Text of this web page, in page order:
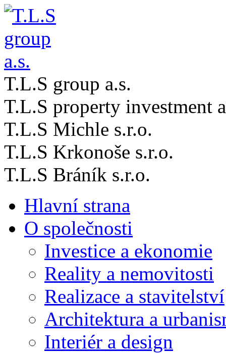
T.L.S group a.s.
T.L.S property investment
T.L.S Michle s.r.o.
T.L.S Krkonoše s.r.o.
T.L.S Bráník s.r.o.
Hlavní strana
O společnosti
Investice a ekonomie
Reality a nemovitosti
Realizace a stavitelství
Architektura a
Interiér a design